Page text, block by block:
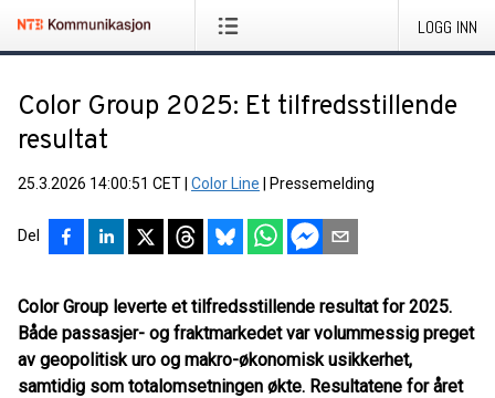
LOGG INN
Color Group 2025: Et tilfredsstillende
resultat
25.3.2026 14:00:51 CET Color Line Pressemelding
Del
Color Group leverte et tilfredsstillende resultat for 2025.
Både passasjer- og fraktmarkedet var volummessig preget
av geopolitisk uro og makro-økonomisk usikkerhet,
samtidig som totalomsetningen økte. Resultatene for året